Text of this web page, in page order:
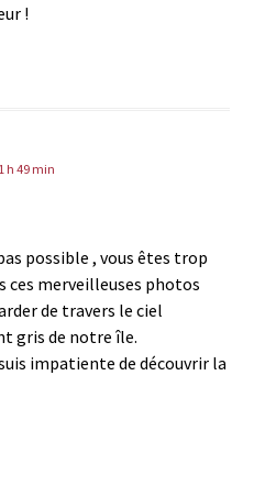
!
h 49 min
possible , vous êtes trop
ces merveilleuses photos
de travers le ciel
gris de notre île.
impatiente de découvrir la